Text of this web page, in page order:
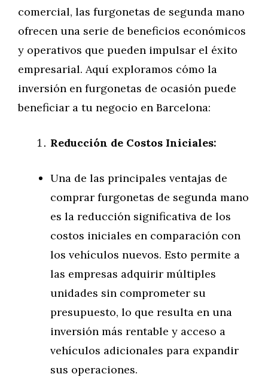
comercial, las furgonetas de segunda mano
ofrecen una serie de beneficios económicos
y operativos que pueden impulsar el éxito
empresarial. Aquí exploramos cómo la
inversión en furgonetas de ocasión puede
beneficiar a tu negocio en Barcelona:
Reducción de Costos Iniciales:
Una de las principales ventajas de
comprar furgonetas de segunda mano
es la reducción significativa de los
costos iniciales en comparación con
los vehículos nuevos. Esto permite a
las empresas adquirir múltiples
unidades sin comprometer su
presupuesto, lo que resulta en una
inversión más rentable y acceso a
vehículos adicionales para expandir
sus operaciones.